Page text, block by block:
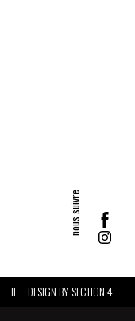
II DESIGN BYSECTION 4